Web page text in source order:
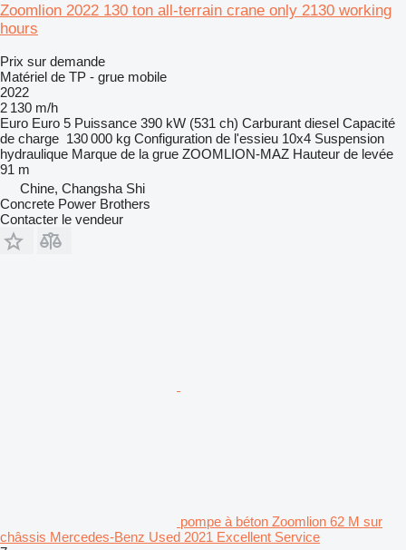
Zoomlion 2022 130 ton all-terrain crane only 2130 working
hours
Prix sur demande
Matériel de TP - grue mobile
2022
2 130 m/h
Euro Euro 5 Puissance 390 kW (531 ch) Carburant diesel Capacité
de charge 130 000 kg Configuration de l'essieu 10x4 Suspension
hydraulique Marque de la grue ZOOMLION-MAZ Hauteur de levée
91 m
Chine, Changsha Shi
Concrete Power Brothers
Contacter le vendeur
pompe à béton Zoomlion 62 M sur
châssis Mercedes-Benz Used 2021 Excellent Service